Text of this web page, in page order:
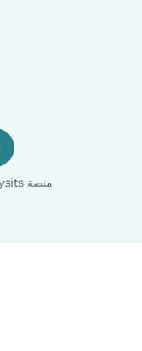
منصة Babysits مجانية لجليسات الأطفال!